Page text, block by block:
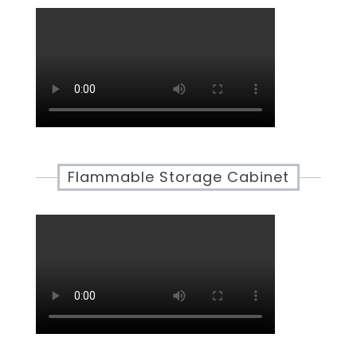
Flammable Storage Cabinet